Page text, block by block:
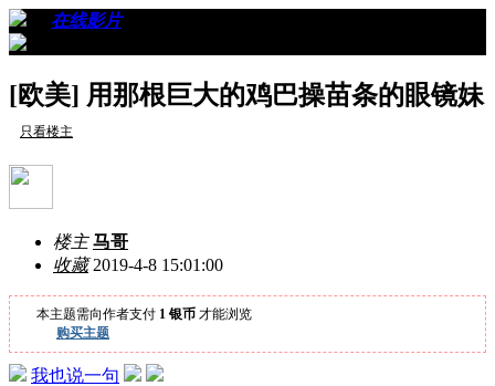
在线影片
[欧美] 用那根巨大的鸡巴操苗条的眼镜妹
只看楼主
楼主 马哥
收藏2019-4-8 15:01:00
本主题需向作者支付 1 银币 才能浏览
购买主题
我也说一句